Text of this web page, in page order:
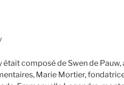
était composé de Swen de
Marie Mortier,